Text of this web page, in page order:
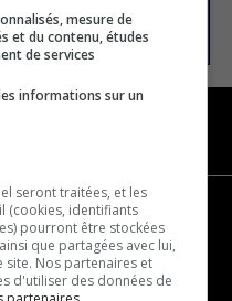
mesure de
et du contenu, études
de services
informations sur un
seront traitées, et les
(cookies, identifiants
pourront être stockées
que partagées avec lui,
site. Nos partenaires et
d'utiliser des données de